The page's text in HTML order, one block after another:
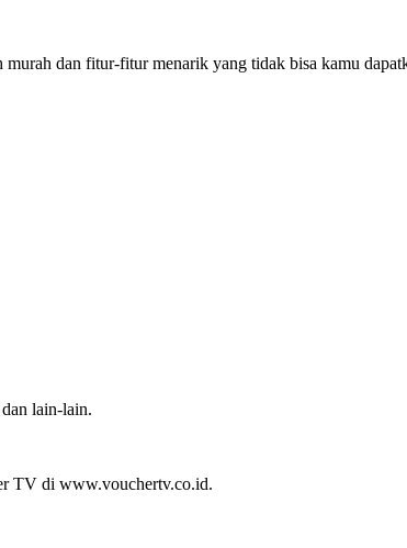
dan fitur-fitur menarik yang tidak bisa kamu
lain-lain.
TV di www.vouchertv.co.id.